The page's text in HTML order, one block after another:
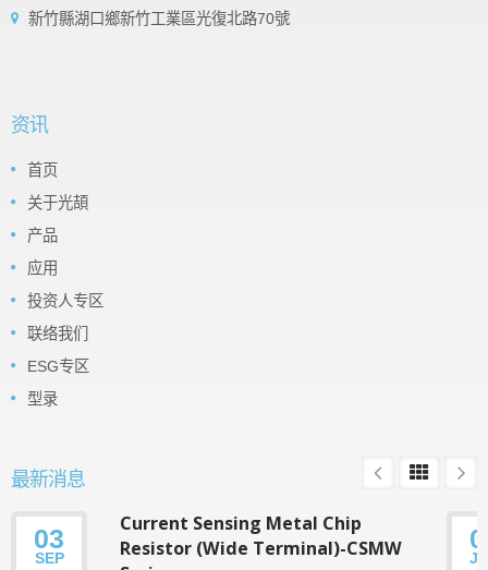
新竹縣湖口鄉新竹工業區光復北路70號
资讯
首页
关于光頡
产品
应用
投资人专区
联络我们
ESG专区
型录
最新消息
03
SEP
Current Sensing Metal Chip
Resistor (Wide Terminal)-CSMW